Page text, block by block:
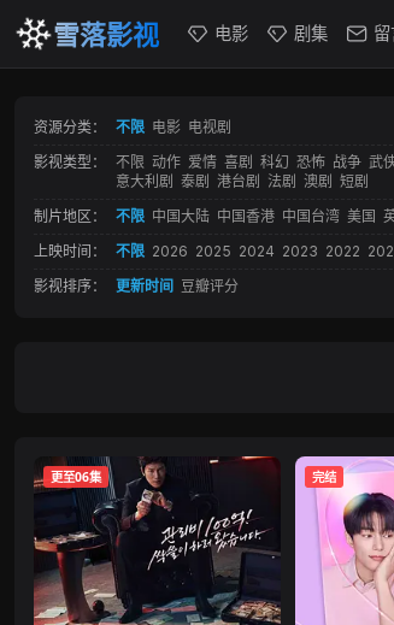
雪落影视 电影 剧集
资源分类： 不限 电影 电视剧
影视类型：
不限 动作 爱情 喜剧 科幻 恐怖 战争 武
意大利剧 泰剧 港台剧 法剧 澳剧 短剧
制片地区：
不限 中国大陆 中国香港 中国台湾 美国
上映时间：
不限 2026 2025 2024 2023 2022
影视排序：
更新时间 豆瓣评分
更至06集 完结